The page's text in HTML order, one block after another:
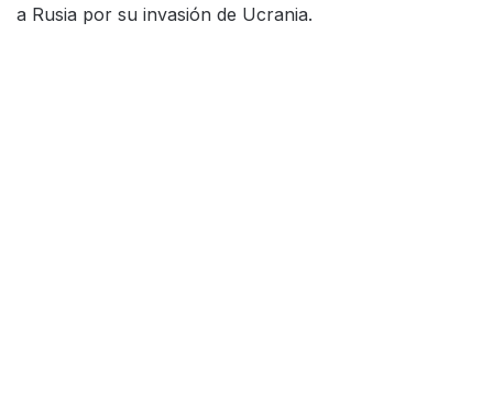
a Rusia por su invasión de Ucrania.